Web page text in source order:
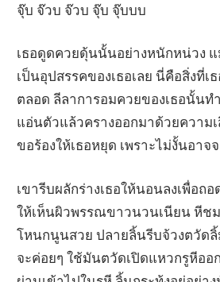
จุ๊บ จ๊วบ จ๊วบ จุ๊บ จุ๊บบบ
เธอดูดควยดุ้นนั้นอย่างหนักหน่วง
เป็นอุปสรรคของเธอเลย นี่คือสิ่งที่เ
ตลอด ลีลาการอมควยของเธอนั้นท
แอ่นตัวแล้วครางออกมาด้วยความ
ขอร้องให้เธอหยุด เพราะไม่งั้นอา
เขารีบผลักร่างเธอให้นอนลงเพื่อถ
ให้เห็นผิวพรรณขาวนวนเนียน หี
โหนกนูนสวย ปลายลิ้นรีบจ้วงตวัด
จะค่อยๆ ใช้มันตวัดเปิดแหวกรูหีออ